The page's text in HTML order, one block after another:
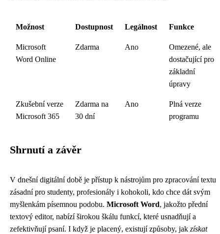
Možnost Dostupnost Legálnost Funkce
Microsoft
Word Online
Zdarma Ano
Omezené, ale
dostačující pro
základní
úpravy
Zkušební verze
Microsoft 365
Zdarma na
30 dní
Ano
Plná verze
programu
Shrnutí a závěr
V dnešní digitální době je přístup k nástrojům pro zpracování textu
zásadní pro studenty, profesionály i kohokoli, kdo chce dát svým
myšlenkám písemnou podobu. Microsoft Word, jakožto přední
textový editor, nabízí širokou škálu funkcí, které usnadňují a
zefektivňují psaní. I když je placený, existují způsoby, jak získat